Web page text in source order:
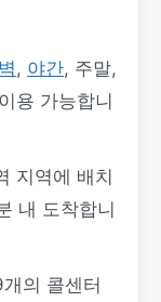
, 야간, 주말,
용 가능합니
지역에 배치
내 도착합니
의 콜센터